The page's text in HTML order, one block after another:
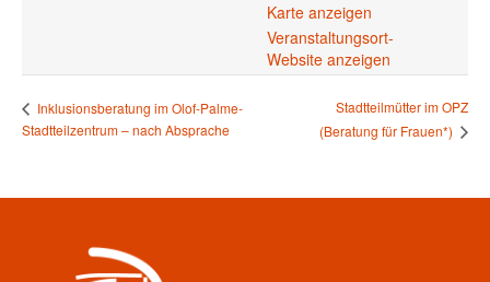
Karte anzeigen
Veranstaltungsort-
Website anzeigen
Inklusionsberatung im Olof-Palme-
Stadtteilzentrum – nach Absprache
Stadtteilmütter im OPZ
(Beratung für Frauen*)